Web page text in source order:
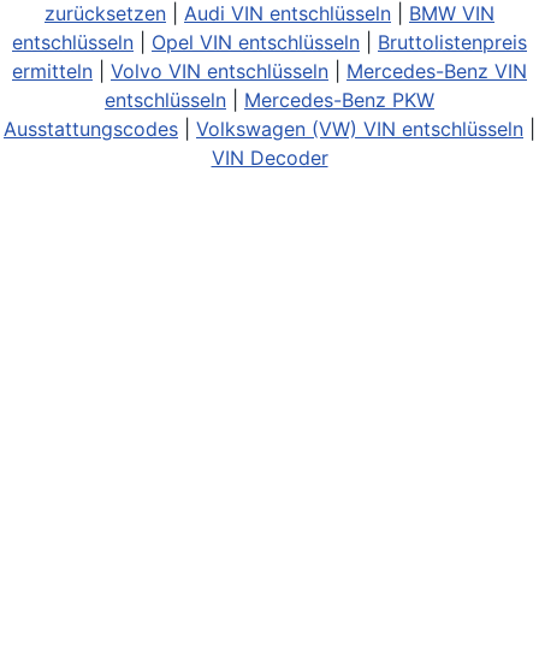
zurücksetzen
Audi VIN entschlüsseln
BMW VIN
entschlüsseln
Opel VIN entschlüsseln
Bruttolistenpreis
ermitteln
Volvo VIN entschlüsseln
Mercedes-Benz VIN
entschlüsseln
Mercedes-Benz PKW
Ausstattungscodes
Volkswagen (VW) VIN entschlüsseln
VIN Decoder